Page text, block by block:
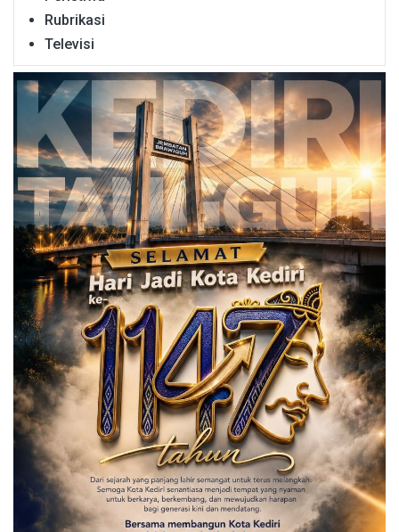
Rubrikasi
Televisi